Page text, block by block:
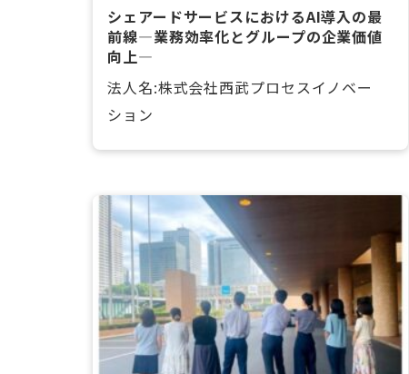
シェアードサービスにおけるAI導入の最
前線―業務効率化とグループの企業価値
向上―
法人名:株式会社西武プロセスイノベー
ション